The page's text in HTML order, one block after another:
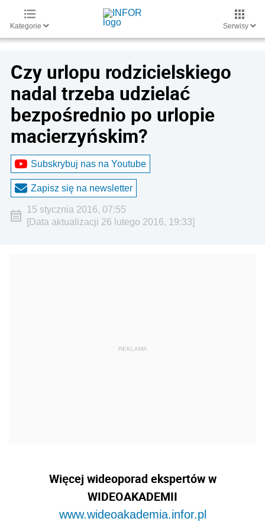
Kategorie Serwisy
Czy urlopu rodzicielskiego
nadal trzeba udzielać
bezpośrednio po urlopie
macierzyńskim?
Subskrybuj nas na Youtube
Zapisz się na newsletter
15 stycznia 2016, 07:55
[Data aktualizacji 26 lutego 2016, 19:33]
Więcej wideoporad ekspertów w
WIDEOAKADEMII
www.wideoakademia.infor.pl